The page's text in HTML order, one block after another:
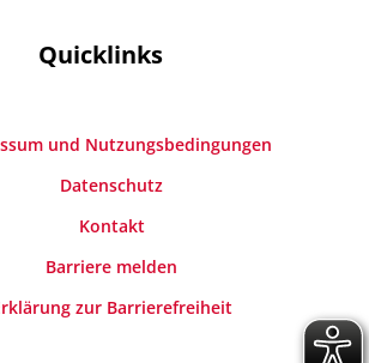
Quicklinks
und Nutzungsbedingungen
Datenschutz
Kontakt
Barriere melden
zur Barrierefreiheit